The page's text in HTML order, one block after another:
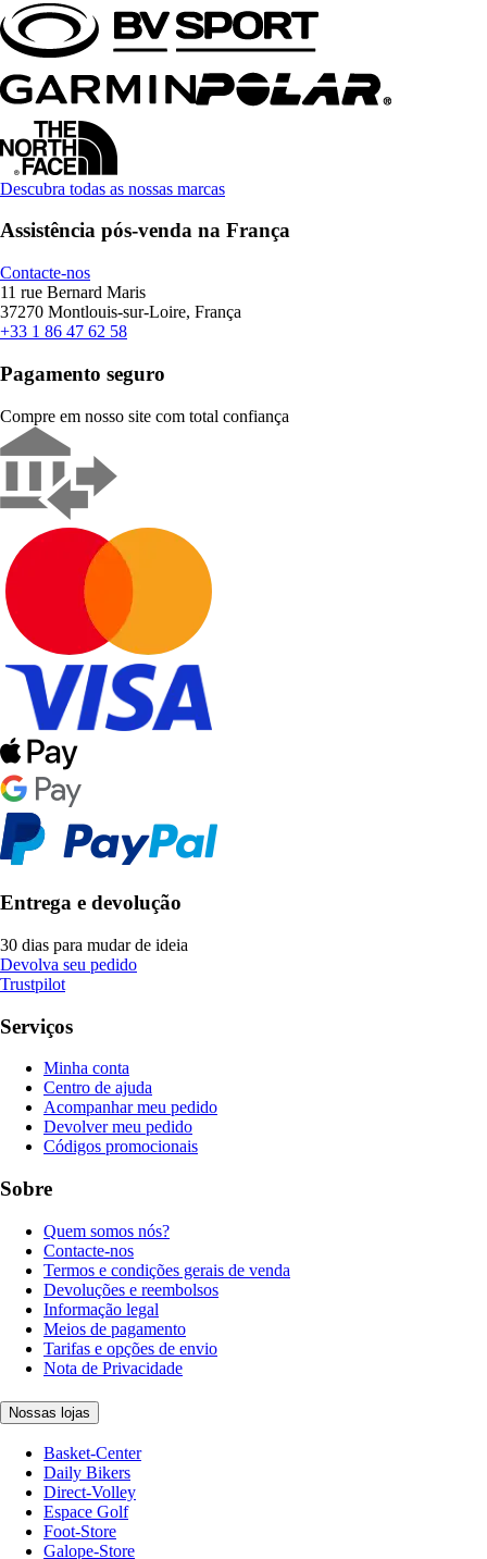
Descubra todas as nossas marcas
Assistência pós-venda na França
Contacte-nos
11 rue Bernard Maris
37270 Montlouis-sur-Loire, França
+33 1 86 47 62 58
Pagamento seguro
Compre em nosso site com total confiança
Entrega e devolução
30 dias para mudar de ideia
Devolva seu pedido
Trustpilot
Serviços
Minha conta
Centro de ajuda
Acompanhar meu pedido
Devolver meu pedido
Códigos promocionais
Sobre
Quem somos nós?
Contacte-nos
Termos e condições gerais de venda
Devoluções e reembolsos
Informação legal
Meios de pagamento
Tarifas e opções de envio
Nota de Privacidade
Nossas lojas
Basket-Center
Daily Bikers
Direct-Volley
Espace Golf
Foot-Store
Galope-Store